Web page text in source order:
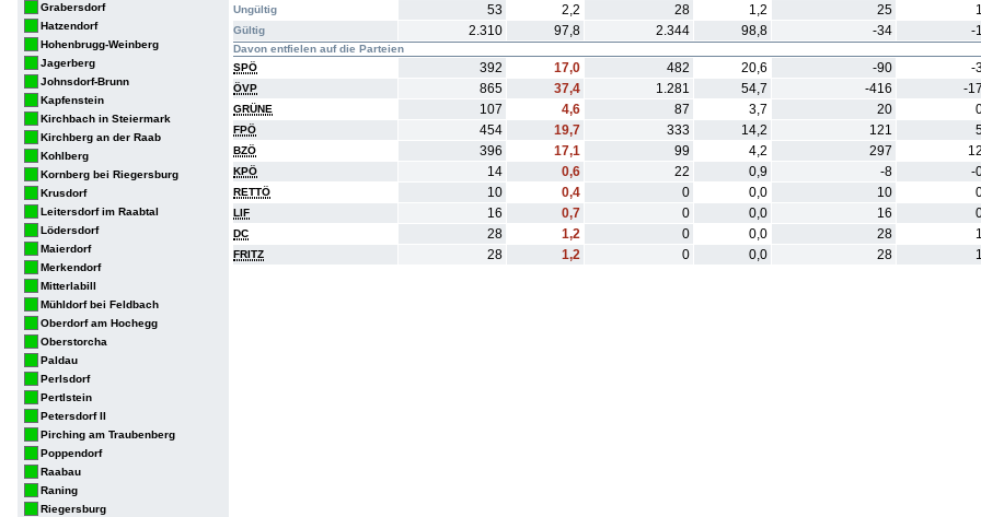
Grabersdorf
Hatzendorf
Hohenbrugg-Weinberg
Jagerberg
Johnsdorf-Brunn
Kapfenstein
Kirchbach in Steiermark
Kirchberg an der Raab
Kohlberg
Kornberg bei Riegersburg
Krusdorf
Leitersdorf im Raabtal
Lödersdorf
Maierdorf
Merkendorf
Mitterlabill
Mühldorf bei Feldbach
Oberdorf am Hochegg
Oberstorcha
Paldau
Perlsdorf
Pertlstein
Petersdorf II
Pirching am Traubenberg
Poppendorf
Raabau
Raning
Riegersburg
Ungültig 53 2,2 28 1,2 25
Gültig 2.310 97,8 2.344 98,8 -34 -
Davon entfielen auf die Parteien
SPÖ
392 17,0 482 20,6 -90 -
ÖVP 865 37,4 1.281 54,7 -416 -
GRÜNE 107 4,6 87 3,7 20
FPÖ 454 19,7 333 14,2 121
BZÖ 396 17,1 99 4,2 297
KPÖ 14 0,6 22 0,9 -8 -
RETTÖ 10 0,4 0 0,0 10
LIF 16 0,7 0 0,0 16
DC 28 1,2 0 0,0 28
FRITZ 28 1,2 0 0,0 28